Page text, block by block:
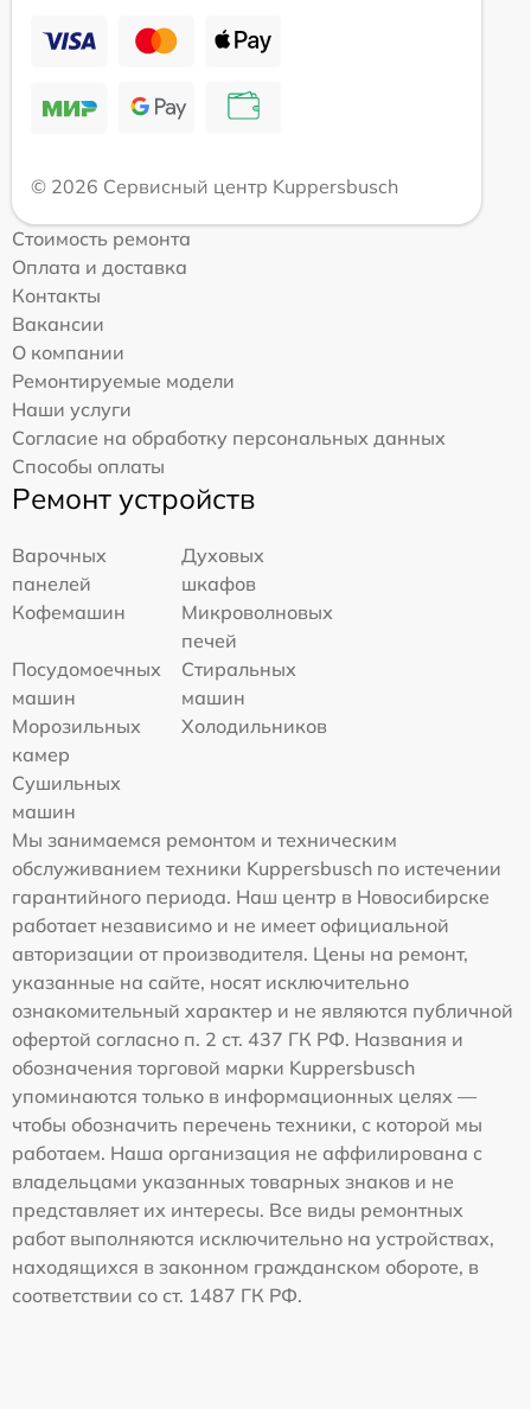
© 2026 Сервисный центр Kuppersbusch
Стоимость ремонта
Оплата и доставка
Контакты
Вакансии
О компании
Ремонтируемые модели
Наши услуги
Согласие на обработку персональных данных
Способы оплаты
Ремонт устройств
Варочных
панелей
Духовых
шкафов
Кофемашин
Микроволновых
печей
Посудомоечных
машин
Стиральных
машин
Морозильных
камер
Холодильников
Сушильных
машин
Мы занимаемся ремонтом и техническим
обслуживанием техники Kuppersbusch по истечении
гарантийного периода. Наш центр в Новосибирске
работает независимо и не имеет официальной
авторизации от производителя. Цены на ремонт,
указанные на сайте, носят исключительно
ознакомительный характер и не являются публичной
офертой согласно п. 2 ст. 437 ГК РФ. Названия и
обозначения торговой марки Kuppersbusch
упоминаются только в информационных целях —
чтобы обозначить перечень техники, с которой мы
работаем. Наша организация не аффилирована с
владельцами указанных товарных знаков и не
представляет их интересы. Все виды ремонтных
работ выполняются исключительно на устройствах,
находящихся в законном гражданском обороте, в
соответствии со ст. 1487 ГК РФ.